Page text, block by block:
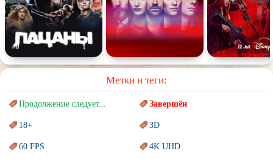
Метки и теги:
Продолжение следует... Завершён
18+ 3D
60 FPS 4K UHD